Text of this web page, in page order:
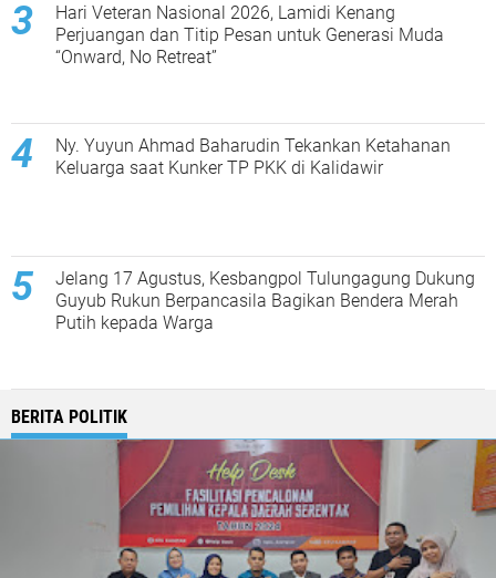
Hari Veteran Nasional 2026, Lamidi Kenang
Perjuangan dan Titip Pesan untuk Generasi Muda
“Onward, No Retreat”
Ny. Yuyun Ahmad Baharudin Tekankan Ketahanan
Keluarga saat Kunker TP PKK di Kalidawir
Jelang 17 Agustus, Kesbangpol Tulungagung Dukung
Guyub Rukun Berpancasila Bagikan Bendera Merah
Putih kepada Warga
BERITA POLITIK